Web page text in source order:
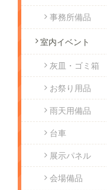
事務所備品
室内イベント
灰皿・ゴミ箱
お祭り用品
雨天用備品
台車
展示パネル
会場備品